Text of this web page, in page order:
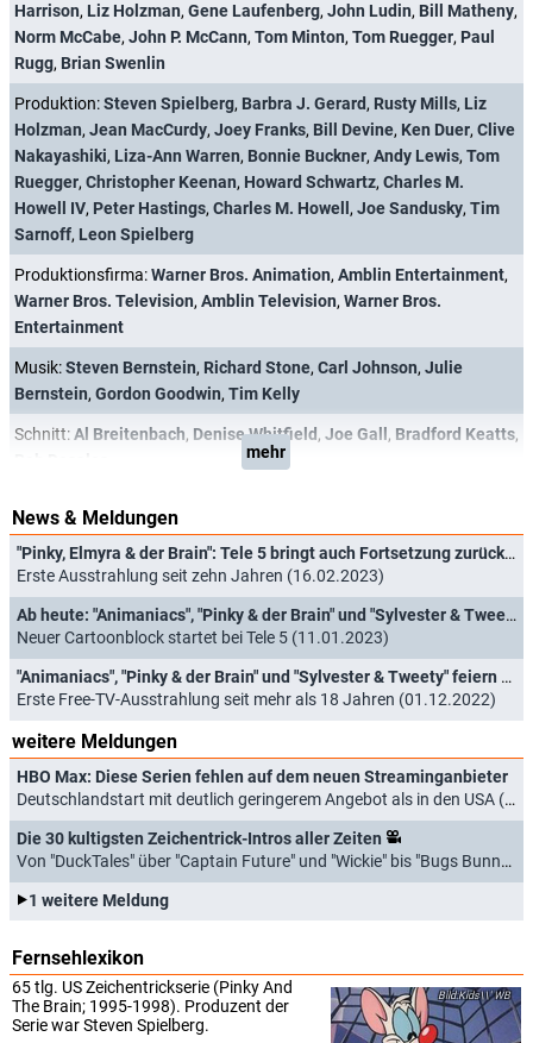
Harrison, Liz Holzman, Gene Laufenberg, John Ludin, Bill Matheny,
Norm McCabe, John P. McCann, Tom Minton, Tom Ruegger, Paul
Rugg, Brian Swenlin
Produktion:Steven Spielberg, Barbra J. Gerard , Rusty Mills, Liz
Holzman, Jean MacCurdy, Joey Franks, Bill Devine, Ken Duer, Clive
Nakayashiki, Liza-Ann Warren, Bonnie Buckner, Andy Lewis, Tom
Ruegger, Christopher Keenan, Howard Schwartz, Charles M.
Howell IV, Peter Hastings, Charles M. Howell , Joe Sandusky, Tim
Sarnoff, Leon Spielberg
Produktionsfirma:Warner Bros. Animation, Amblin Entertainment,
Warner Bros. Television, Amblin Television, Warner Bros.
Entertainment
Musik:Steven Bernstein, Richard Stone, Carl Johnson, Julie
Bernstein, Gordon Goodwin, Tim Kelly
Schnitt:Al Breitenbach, Denise Whitfield, Joe Gall, Bradford Keatts,
mehr
News & Meldungen
"Pinky, Elmyra & der Brain": Tele 5 bringt auch Fortsetzung zurück ins Free-TV
Erste Ausstrahlung seit zehn Jahren (16.02.2023)
Ab heute: "Animaniacs", "Pinky & der Brain" und "Sylvester & Tweety" zurück im Free-TV
Neuer Cartoonblock startet bei Tele 5 (11.01.2023)
"Animaniacs", "Pinky & der Brain" und "Sylvester & Tweety" feiern Free-TV-Comeback!
Erste Free-TV-Ausstrahlung seit mehr als 18 Jahren (01.12.2022)
weitere Meldungen
HBO Max: Diese Serien fehlen auf dem neuen Streaminganbieter
Deutschlandstart mit deutlich geringerem Angebot als in den USA (20.01.2026)
Die 30 kultigsten Zeichentrick-Intros aller Zeiten
Von "DuckTales" über "Captain Future" und "Wickie" bis "Bugs Bunny" (11.07.2023)
1 weitere Meldung
Fernsehlexikon
Kids\\' WB
65 tlg. US Zeichentrickserie (Pinky And
The Brain; 1995-1998). Produzent der
Serie war Steven Spielberg.